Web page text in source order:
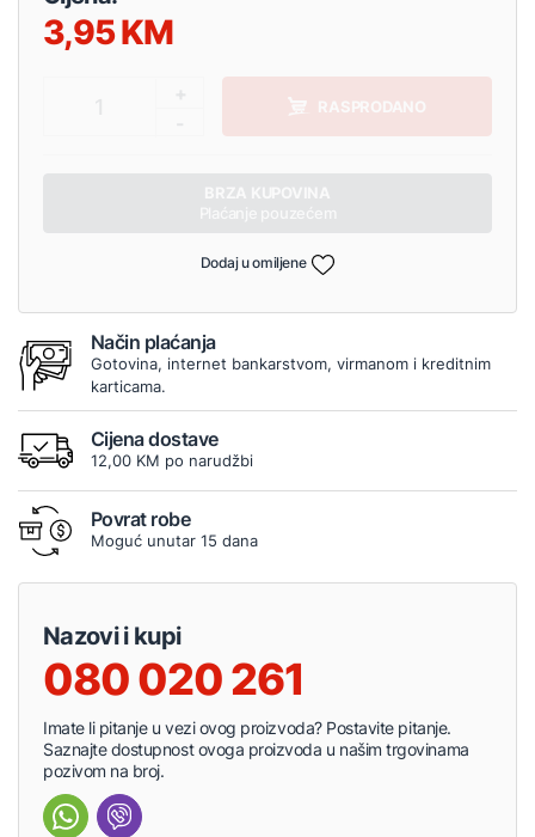
3,95
RASPRODANO
Dodaj u omiljene
Način plaćanja
Gotovina, internet bankarstvom, virmanom i kreditnim
karticama.
Cijena dostave
12,00 KM po narudžbi
Povrat robe
Moguć unutar 15 dana
Nazovi i kupi
080 020 261
Imate li pitanje u vezi ovog proizvoda? Postavite pitanje.
Saznajte dostupnost ovoga proizvoda u našim trgovinama
pozivom na broj.